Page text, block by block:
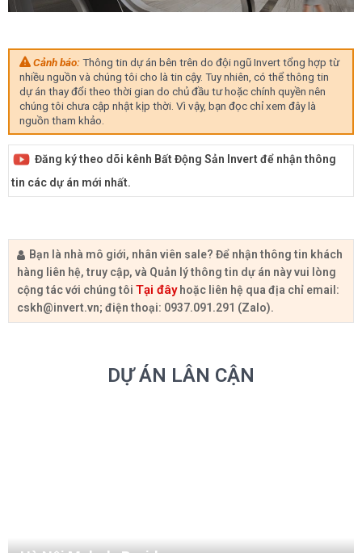
Cảnh báo:Thông tin dự án bên trên do đội ngũ Invert tổng hợp từ
nhiều nguồn và chúng tôi cho là tin cậy. Tuy nhiên, có thể thông tin
dự án thay đổi theo thời gian do chủ đầu tư hoặc chính quyền nên
chúng tôi chưa cập nhật kịp thời. Vì vậy, bạn đọc chỉ xem đây là
nguồn tham khảo.
Đăng ký theo dõi kênh Bất Động Sản Invert để nhận thông
tin các dự án mới nhất.
Bạn là nhà mô giới, nhân viên sale? Để nhận thông tin khách
hàng liên hệ, truy cập, và Quản lý thông tin dự án này vui lòng
cộng tác với chúng tôi Tại đâyhoặc liên hệ qua địa chỉ email:
cskh@invert.vn; điện thoại: 0937.091.291 (Zalo).
DỰ ÁN LÂN CẬN